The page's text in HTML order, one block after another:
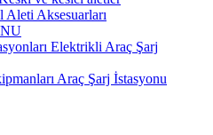
Aleti Aksesuarları
Elektrikli Araç Şarj
Araç Şarj İstasyonu